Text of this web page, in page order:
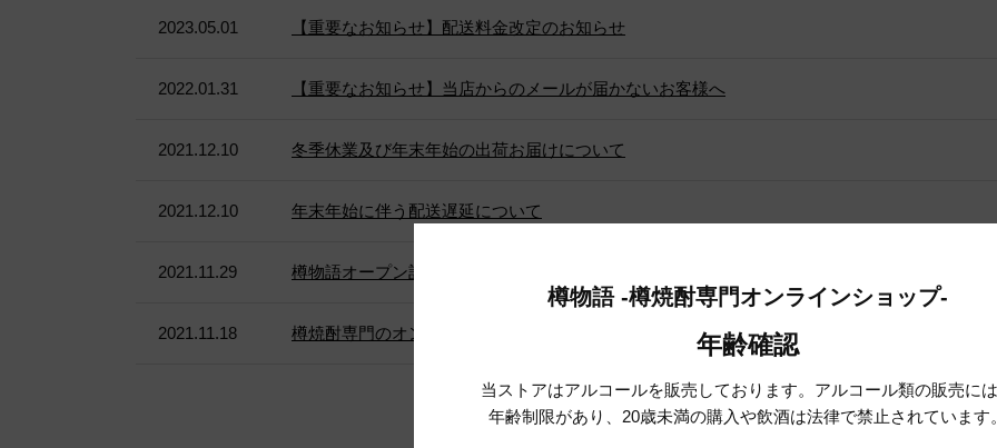
樽物語 -樽焼酎専門オンラインショップ-
年齢確認
当ストアはアルコールを販売しております。アルコール類の販売に
年齢制限があり、20歳未満の購入や飲酒は法律で禁止されています
2023.05.01 【重要なお知らせ】配送料金改定のお知らせ
2022.01.31 【重要なお知らせ】当店からのメールが届かないお客様へ
2021.12.10 冬季休業及び年末年始の出荷お届けについて
2021.12.10 年末年始に伴う配送遅延について
2021.11.29 樽物語オープン記念！会員登録して購入するとTHE RIVER（ザ・リバー）が1,000円OFF！
2021.11.18 樽焼酎専門のオンラインショップ「樽物語」がオープンしました！
1